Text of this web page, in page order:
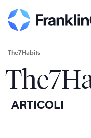
The7Habits
ARTICOLI